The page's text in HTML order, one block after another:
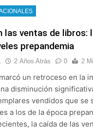
las ventas de libros:
prepandemia
2 Años Atrás 0 2
un retroceso en la
disminución
vendidos que se
a los de la época
la caída de las